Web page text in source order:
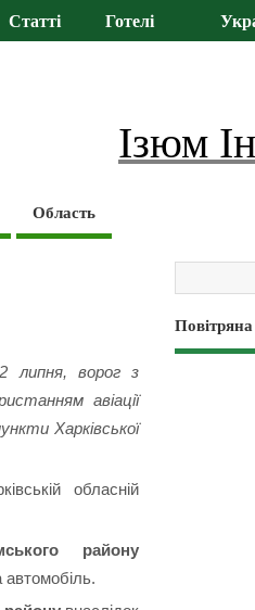
Статті Готелі
Ізюм
Область
липня, ворог з
авіації
Харківської
обласній
району